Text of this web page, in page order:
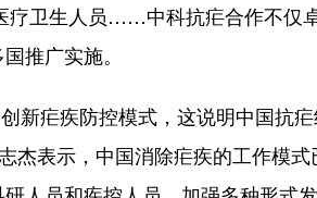
疗卫生人员……中科抗疟合作不仅
推广实施。
新疟疾防控模式，这说明中国抗
杰表示，中国消除疟疾的工作模式